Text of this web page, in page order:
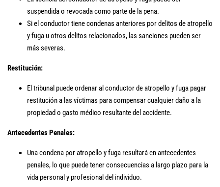
suspendida o revocada como parte de la pena.
Si el conductor tiene condenas anteriores por delitos de atropello
y fuga u otros delitos relacionados, las sanciones pueden ser
más severas.
Restitución:
El tribunal puede ordenar al conductor de atropello y fuga pagar
restitución a las víctimas para compensar cualquier daño a la
propiedad o gasto médico resultante del accidente.
Antecedentes Penales:
Una condena por atropello y fuga resultará en antecedentes
penales, lo que puede tener consecuencias a largo plazo para la
vida personal y profesional del individuo.